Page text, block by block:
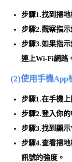
步驟1.找到掃
步驟2.觀察指
步驟3.如果指
連上Wi-Fi網路
(2)使用手機App
步驟1.在手機
步驟2.登入你的
步驟3.找到顯
步驟4.查看掃
訊號的強度。